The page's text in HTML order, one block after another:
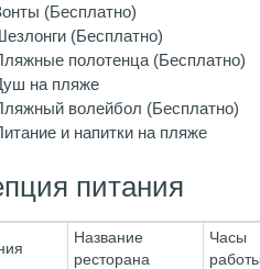
(Бесплатно)
(Бесплатно)
полотенца (Бесплатно)
на пляже
волейбол (Бесплатно)
и напитки на пляже
питания
Название
ресторана
Часы